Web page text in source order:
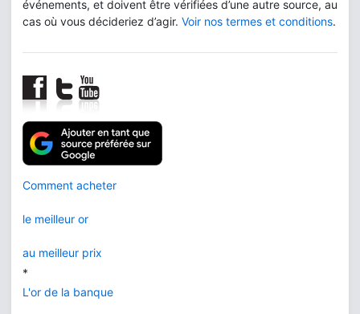
événements, et doivent être vérifiées d’une autre source, au
cas où vous décideriez d’agir. Voir nos termes et conditions.
Comment acheter
le meilleur or
au meilleur prix
*
L'or de la banque